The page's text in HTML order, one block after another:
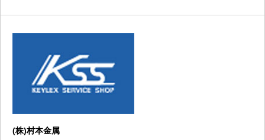
(株)村本金属